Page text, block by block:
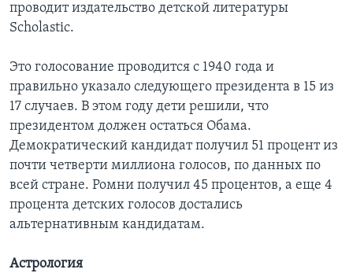
проводит издательство детской литературы
Scholastic.
Это голосование проводится с 1940 года и
правильно указало следующего президента в 15 из
17 случаев. В этом году дети решили, что
президентом должен остаться Обама.
Демократический кандидат получил 51 процент из
почти четверти миллиона голосов, по данных по
всей стране. Ромни получил 45 процентов, а еще 4
процента детских голосов достались
альтернативным кандидатам.
Астрология